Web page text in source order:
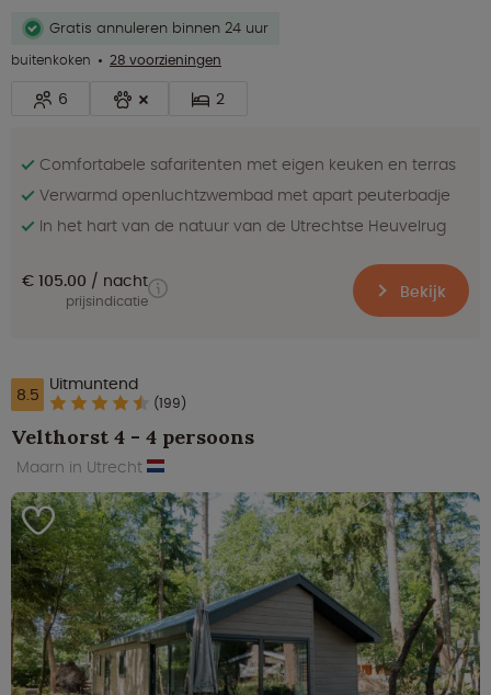
Gratis annuleren binnen 24 uur
buitenkoken
28 voorzieningen
6 2
Comfortabele safaritenten met eigen keuken en terras
Verwarmd openluchtzwembad met apart peuterbadje
In het hart van de natuur van de Utrechtse Heuvelrug
€ 105.00 nacht
prijsindicatie Bekijk
8.5 Uitmuntend
(199)
Velthorst 4 - 4 persoons
Maarn in Utrecht